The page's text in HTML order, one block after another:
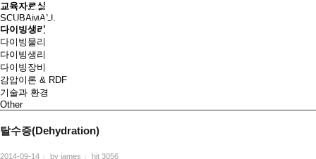
교육자료실
SCUBAMALL
다이빙생리
다이빙물리
다이빙생리
다이빙장비
감압이론 & RDF
기술과 환경
Other
탈수증(Dehydration)
2014-09-14 by james hit 3056